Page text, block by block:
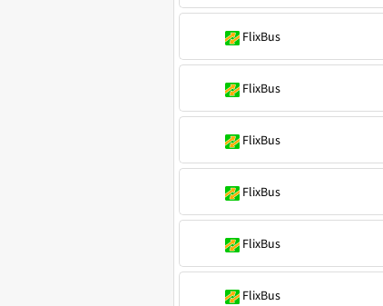
FlixBus
FlixBus
FlixBus
FlixBus
FlixBus
FlixBus